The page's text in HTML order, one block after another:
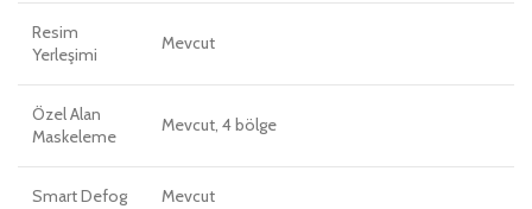
Resim
Yerleşimi
Mevcut
Özel Alan
Maskeleme
Mevcut, 4 bölge
Smart Defog Mevcut